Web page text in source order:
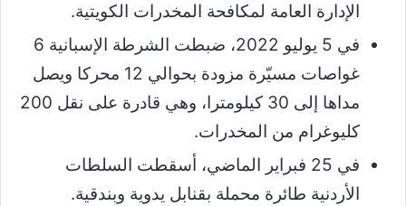
الإدارة العامة لمكافحة المخدرات الكويتية.
في 5 يوليو 2022، ضبطت الشرطة الإسبانية 6
غواصات مسيّرة مزودة بحوالي 12 محركا ويصل
مداها إلى 30 كيلومترا، وهي قادرة على نقل 200
كليوغرام من المخدرات.
في 25 فبراير الماضي، أسقطت السلطات
الأردنية طائرة محملة بقنابل يدوية وبندقية.